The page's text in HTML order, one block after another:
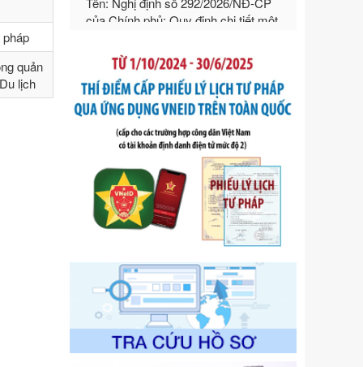
quản
lịch
hướng dẫn thi hành Luật Quản lý
ngoại thương
Số kí hiệu:292/2026/NĐ-CP
Tên: Nghị định số 292/2026/NĐ-CP
của Chính phủ: Quy định chi tiết một
số điều và biện pháp để tổ chức,
hướng dẫn thi hành Luật Quản lý
ngoại thương
Ngày ban hành: 21/07/2026
Số kí hiệu:105/2026/TT-BTC
Tên: Thông tư số 105/2026/TT-BTC
của Bộ Tài chính: Bãi bỏ Thông tư số
87/2019/TT- BТC ngày 19 tháng 12
năm 2019 của Bộ trưởng Bộ Tài
chính hướng dẫn thực hiện xử phạt
vi phạm hành chính trong lĩnh vực
kho bạc nhà nước
Ngày ban hành: 21/07/2026
Số kí hiệu:291/2026/NĐ-CP